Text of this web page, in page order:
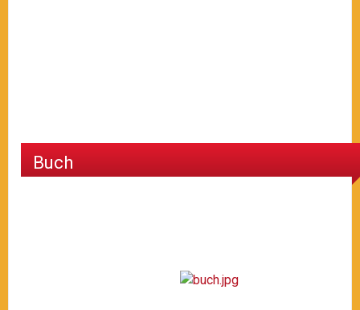
Buch